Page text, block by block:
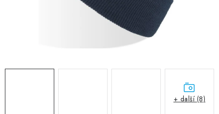
TEXTIL S VLASTNÍM POTISKEM
Výměna/vrácení zboží
+ další (8)